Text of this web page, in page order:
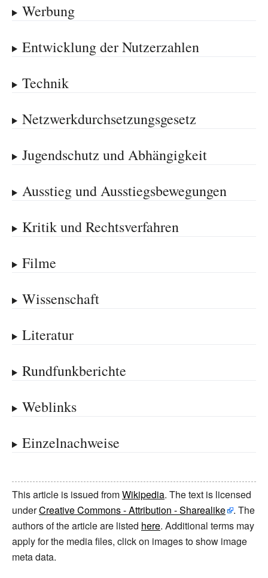
Werbung
Entwicklung der Nutzerzahlen
Technik
Netzwerkdurchsetzungsgesetz
Jugendschutz und Abhängigkeit
Ausstieg und Ausstiegsbewegungen
Kritik und Rechtsverfahren
Filme
Wissenschaft
Literatur
Rundfunkberichte
Weblinks
Einzelnachweise
This article is issued fromWikipedia. The text is licensed
underCreative Commons - Attribution - Sharealike
. The
authors of the article are listed here. Additional terms may
apply for the media files, click on images to show image
meta data.